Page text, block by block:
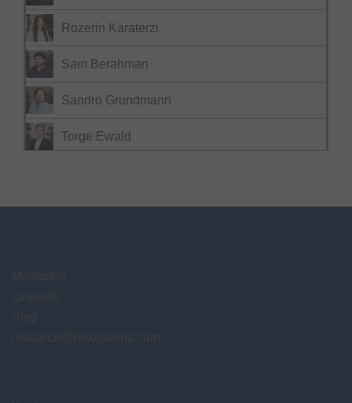
Rozerin Karaterzi
Sam Berahman
Sandro Grundmann
Torge Ewald